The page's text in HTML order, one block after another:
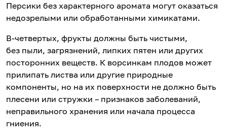
Персики без характерного аромата могут оказаться
недозрелыми или обработанными химикатами.
В-четвертых, фрукты должны быть чистыми,
без пыли, загрязнений, липких пятен или других
посторонних веществ. К ворсинкам плодов может
прилипать листва или другие природные
компоненты, но на их поверхности не должно быть
плесени или стружки – признаков заболеваний,
неправильного хранения или начала процесса
гниения.